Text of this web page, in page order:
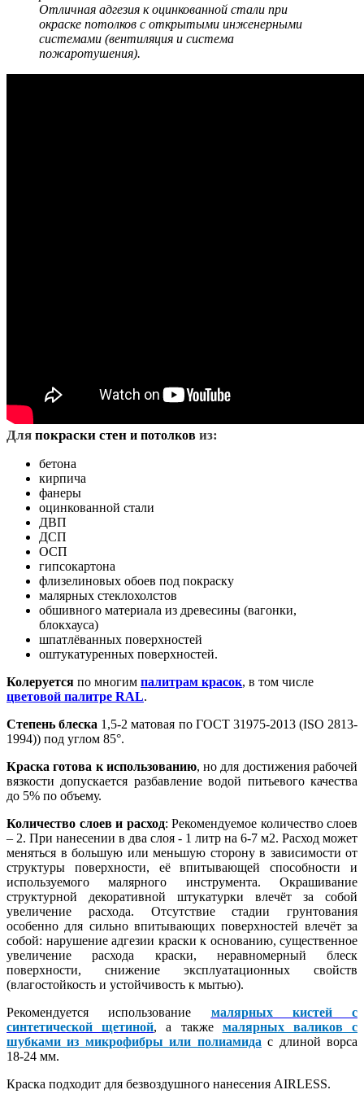
Отличная адгезия к оцинкованной стали при
окраске потолков с открытыми инженерными
системами (вентиляция и система
пожаротушения).
Для покраски стен и потолков из:
бетона
кирпича
фанеры
оцинкованной стали
ДВП
ДСП
ОСП
гипсокартона
флизелиновых обоев под покраску
малярных стеклохолстов
обшивного материала из древесины (вагонки,
блокхауса)
шпатлёванных поверхностей
оштукатуренных поверхностей.
Колеруется по многим палитрам красок, в том числе
цветовой палитре RAL.
Степень блеска 1,5-2 матовая по ГОСТ 31975-2013 (ISO 2813-
1994)) под углом 85°.
Краска готова к использованию, но для достижения рабочей
вязкости допускается разбавление водой питьевого качества
до 5% по объему.
Количество слоев и расход: Рекомендуемое количество слоев
– 2. При нанесении в два слоя - 1 литр на 6-7 м2. Расход может
меняться в большую или меньшую сторону в зависимости от
структуры поверхности, её впитывающей способности и
используемого малярного инструмента. Окрашивание
структурной декоративной штукатурки влечёт за собой
увеличение расхода. Отсутствие стадии грунтования
особенно для сильно впитывающих поверхностей влечёт за
собой: нарушение адгезии краски к основанию, существенное
увеличение расхода краски, неравномерный блеск
поверхности, снижение эксплуатационных свойств
(влагостойкость и устойчивость к мытью).
Рекомендуется использование малярных кистей с
синтетической щетиной, а также малярных валиков с
шубками из микрофибры или полиамида с длиной ворса
18-24 мм.
Краска подходит для безвоздушного нанесения AIRLESS.